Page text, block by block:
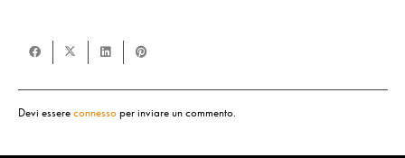
Devi essere connessoper inviare un commento.